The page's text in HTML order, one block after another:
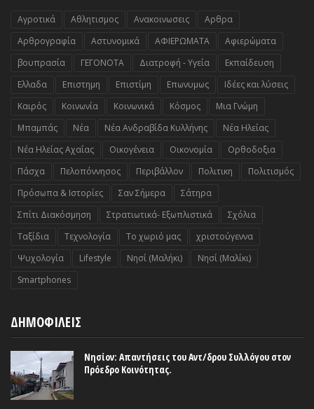
Αγροτικά Αθλητισμος Ανακοινωσεις
Αρθρα
Αρθρογραφία
Αστυνομικά ΑΦΙΕΡΩΜΑΤΑ
Αφιερώματα
βουπρασία
ΓΕΓΟΝΟΤΑ Διατροφή - Υγεία
Εκπαίδευση
Ελλαδα
Επιστημη Επιστίμη Επωνυμως
Ιδέες και λύσεις
Καιρός
Κοινωνία Κοινωνικά Κόσμος
Μια Γνώμη
Μπαμπάς
Νέα Νέα Ανδραβίδα Κυλλήνης
Νέα Ηλείας
Νέα Ηλείας Αχαΐας
Οικογένεια Οικονομία
Ορθοδοξια
Πάσχα
Πελοπόννησος Περιβάλλον Πολιτικη
Πολιτισμός
Πρόσωπα & Ιστορίες
Σαν Σήμερα
Σάτηρα
Σπίτι Διακόσμηση
Στρατιωτικά- Εξωπλιστικά
Σχόλια
Ταξίδια
Τεχνολογία Το χωριό μας
χριστούγεννα
Ψυχολογία
Lifestyle Nησί (Μαλήκι)
Nησί (Μαλίκι)
Smartphones
ΔΗΜΟΦΙΛΕΙΣ
Νησίον: Απαντήσεις του Αντ/δρου Συλλόγου στον
Πρόεδρο Κοινότητας.